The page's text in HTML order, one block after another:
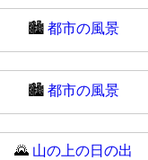
🏙️ 都市の風景
🏙 都市の風景
🌄 山の上の日の出